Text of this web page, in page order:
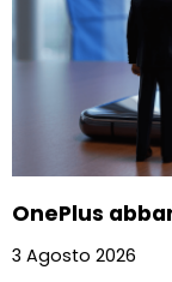
OnePlus
3 Agosto 2026